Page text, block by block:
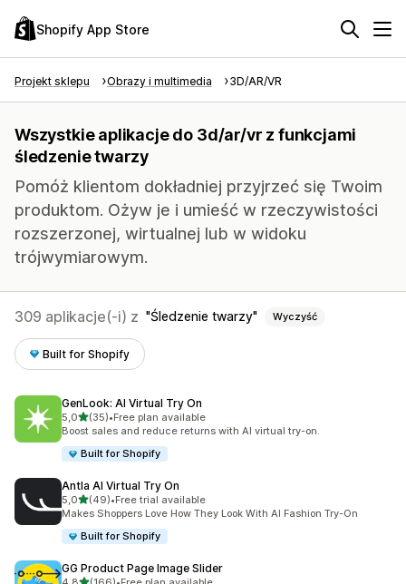
Shopify App Store
Projekt sklepu Obrazy i multimedia 3D/AR/VR
Wszystkie aplikacje do 3d/ar/vr z funkcjami
śledzenie twarzy
Pomóż klientom dokładniej przyjrzeć się Twoim
produktom. Ożyw je i umieść w rzeczywistości
rozszerzonej, wirtualnej lub w widoku
trójwymiarowym.
309 aplikacje(-i) z Śledzenie twarzy Wyczyść
Built for Shopify
GenLook: AI Virtual Try On
5,0na 5 gwiazdek
(35)
Łączna liczba recenzji: 35
•Free plan available
Boost sales and reduce returns with AI virtual try-on.
Built for Shopify
Antla AI Virtual Try On
5,0na 5 gwiazdek
(49)
Łączna liczba recenzji: 49
•Free trial available
Makes Shoppers Love How They Look With AI Fashion Try-On
Built for Shopify
GG Product Page Image Slider
na 5 gwiazdek